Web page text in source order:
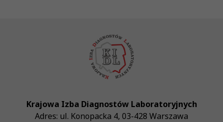
Krajowa Izba Diagnostów Laboratoryjnych
Adres: ul. Konopacka 4, 03-428 Warszawa